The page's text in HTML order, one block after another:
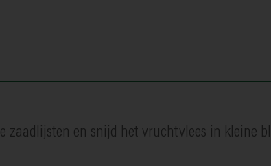
zaadlijsten en snijd het vruchtvlees in kleine